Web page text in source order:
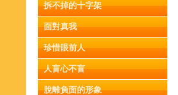
拆不掉的十字架
面對真我
珍惜眼前人
人盲心不盲
脫離負面的形象